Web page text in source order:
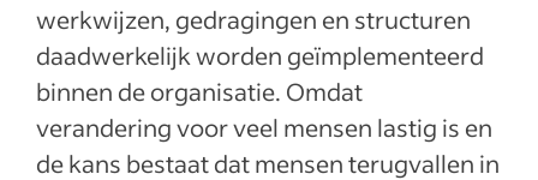
werkwijzen, gedragingen en structuren
daadwerkelijk worden geïmplementeerd
binnen de organisatie. Omdat
verandering voor veel mensen lastig is en
de kans bestaat dat mensen terugvallen in